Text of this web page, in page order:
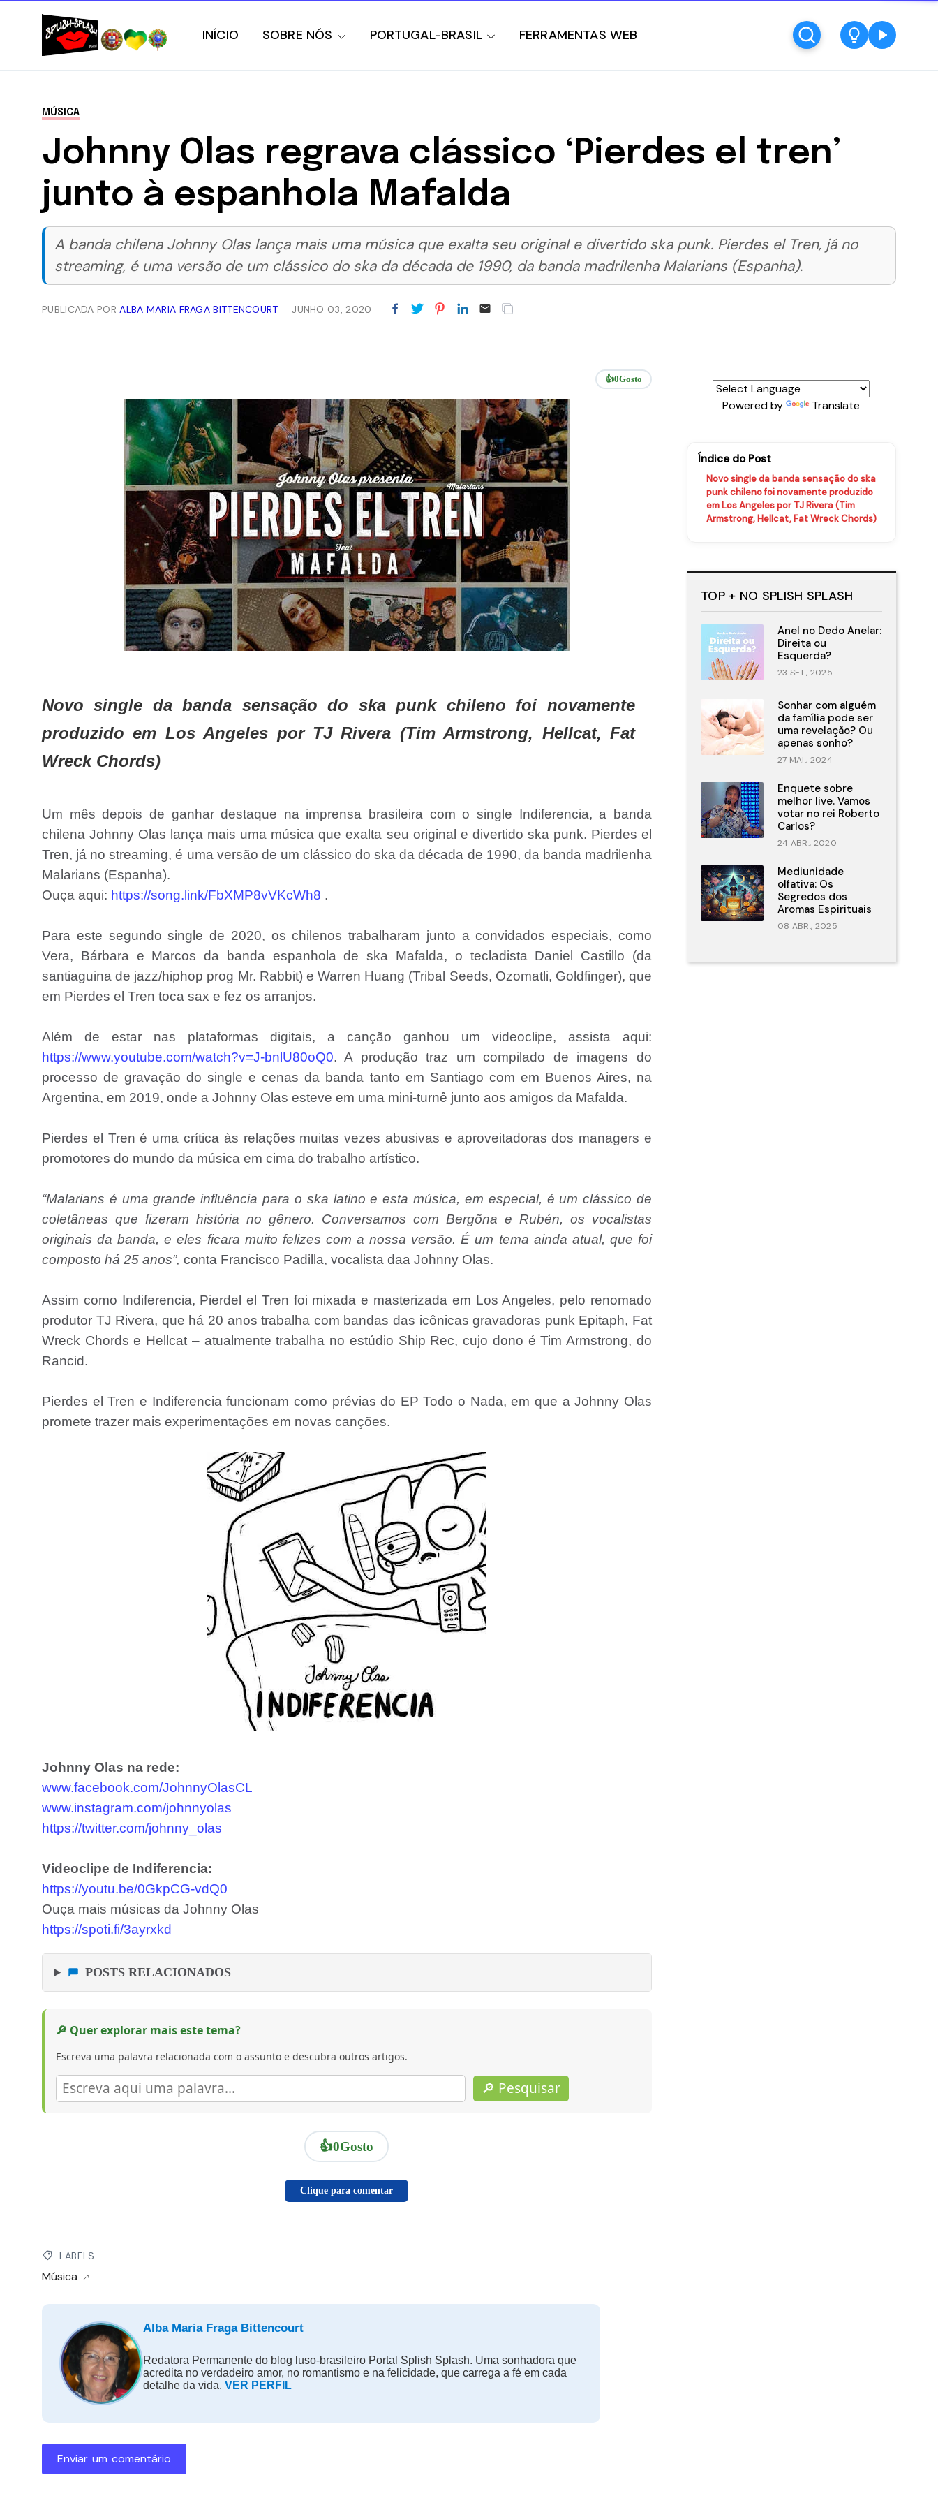
INÍCIO SOBRE NÓS PORTUGAL-BRASIL FERRAMENTAS WEB
MÚSICA
Johnny Olas regrava clássico ‘Pierdes el tren’
junto à espanhola Mafalda
A banda chilena Johnny Olas lança mais uma música que exalta seu original e divertido ska punk. Pierdes el Tren, já no
streaming, é uma versão de um clássico do ska da década de 1990, da banda madrilenha Malarians (Espanha).
PUBLICADA PORALBA MARIA FRAGA BITTENCOURT JUNHO 03, 2020
👍0Gosto
Novo single da banda sensação do ska punk chileno foi novamente
produzido em Los Angeles por TJ Rivera (Tim Armstrong, Hellcat, Fat
Wreck Chords)
Um mês depois de ganhar destaque na imprensa brasileira com o single Indiferencia, a banda
chilena Johnny Olas lança mais uma música que exalta seu original e divertido ska punk. Pierdes el
Tren, já no streaming, é uma versão de um clássico do ska da década de 1990, da banda madrilenha
Malarians (Espanha).
Ouça aqui: https://song.link/FbXMP8vVKcWh8 .
Para este segundo single de 2020, os chilenos trabalharam junto a convidados especiais, como
Vera, Bárbara e Marcos da banda espanhola de ska Mafalda, o tecladista Daniel Castillo (da
santiaguina de jazz/hiphop prog Mr. Rabbit) e Warren Huang (Tribal Seeds, Ozomatli, Goldfinger), que
em Pierdes el Tren toca sax e fez os arranjos.
Além de estar nas plataformas digitais, a canção ganhou um videoclipe, assista aqui:
https://www.youtube.com/watch?v=J-bnlU80oQ0. A produção traz um compilado de imagens do
processo de gravação do single e cenas da banda tanto em Santiago com em Buenos Aires, na
Argentina, em 2019, onde a Johnny Olas esteve em uma mini-turnê junto aos amigos da Mafalda.
Pierdes el Tren é uma crítica às relações muitas vezes abusivas e aproveitadoras dos managers e
promotores do mundo da música em cima do trabalho artístico.
“Malarians é uma grande influência para o ska latino e esta música, em especial, é um clássico de
coletâneas que fizeram história no gênero. Conversamos com Bergõna e Rubén, os vocalistas
originais da banda, e eles ficara muito felizes com a nossa versão. É um tema ainda atual, que foi
composto há 25 anos”, conta Francisco Padilla, vocalista daa Johnny Olas.
Assim como Indiferencia, Pierdel el Tren foi mixada e masterizada em Los Angeles, pelo renomado
produtor TJ Rivera, que há 20 anos trabalha com bandas das icônicas gravadoras punk Epitaph, Fat
Wreck Chords e Hellcat – atualmente trabalha no estúdio Ship Rec, cujo dono é Tim Armstrong, do
Rancid.
Pierdes el Tren e Indiferencia funcionam como prévias do EP Todo o Nada, em que a Johnny Olas
promete trazer mais experimentações em novas canções.
Johnny Olas na rede:
www.facebook.com/JohnnyOlasCL
www.instagram.com/johnnyolas
https://twitter.com/johnny_olas
Videoclipe de Indiferencia:
https://youtu.be/0GkpCG-vdQ0
Ouça mais músicas da Johnny Olas
https://spoti.fi/3ayrxkd
POSTS RELACIONADOS
🔎 Quer explorar mais este tema?
Escreva uma palavra relacionada com o assunto e descubra outros artigos.
🔎 Pesquisar
👍0Gosto
Clique para comentar
LABELS
Música
Alba Maria Fraga Bittencourt
Redatora Permanente do blog luso-brasileiro Portal Splish Splash. Uma sonhadora que
acredita no verdadeiro amor, no romantismo e na felicidade, que carrega a fé em cada
detalhe da vida. VER PERFIL
Enviar um comentário
Powered by Translate
Índice do Post
Novo single da banda sensação do ska
punk chileno foi novamente produzido
em Los Angeles por TJ Rivera (Tim
Armstrong, Hellcat, Fat Wreck Chords)
TOP + NO SPLISH SPLASH
Anel no Dedo Anelar:
Direita ou
Esquerda?
23 SET., 2025
Sonhar com alguém
da família pode ser
uma revelação? Ou
apenas sonho?
27 MAI., 2024
Enquete sobre
melhor live. Vamos
votar no rei Roberto
Carlos?
24 ABR., 2020
Mediunidade
olfativa: Os
Segredos dos
Aromas Espirituais
08 ABR., 2025